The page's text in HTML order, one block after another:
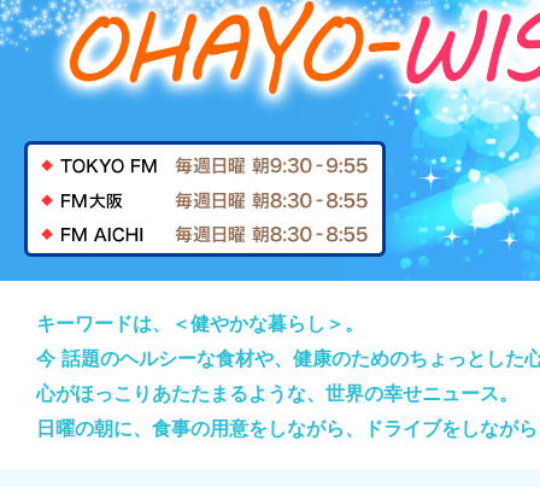
キーワードは、＜健やかな暮らし＞。
今 話題のヘルシーな食材や、健康のためのちょっとし
心がほっこりあたたまるような、世界の幸せニュース。
日曜の朝に、食事の用意をしながら、ドライブをしなが